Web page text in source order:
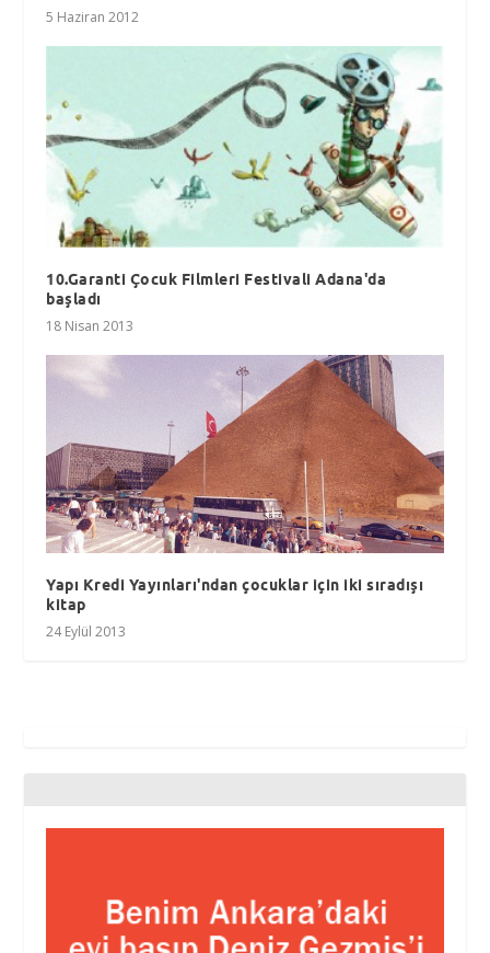
5 Haziran 2012
10.Garanti Çocuk Filmleri Festivali Adana'da
başladı
18 Nisan 2013
Yapı Kredi Yayınları'ndan çocuklar için iki sıradışı
kitap
24 Eylül 2013